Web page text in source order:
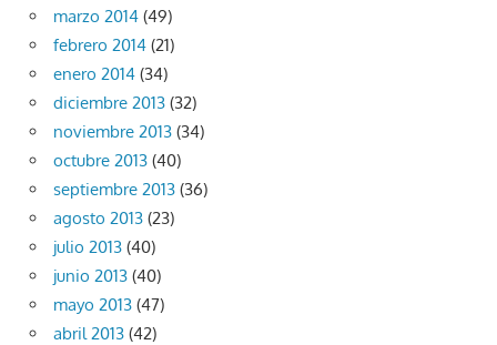
marzo 2014 (49)
febrero 2014 (21)
enero 2014 (34)
diciembre 2013 (32)
noviembre 2013 (34)
octubre 2013 (40)
septiembre 2013 (36)
agosto 2013 (23)
julio 2013 (40)
junio 2013 (40)
mayo 2013 (47)
abril 2013 (42)